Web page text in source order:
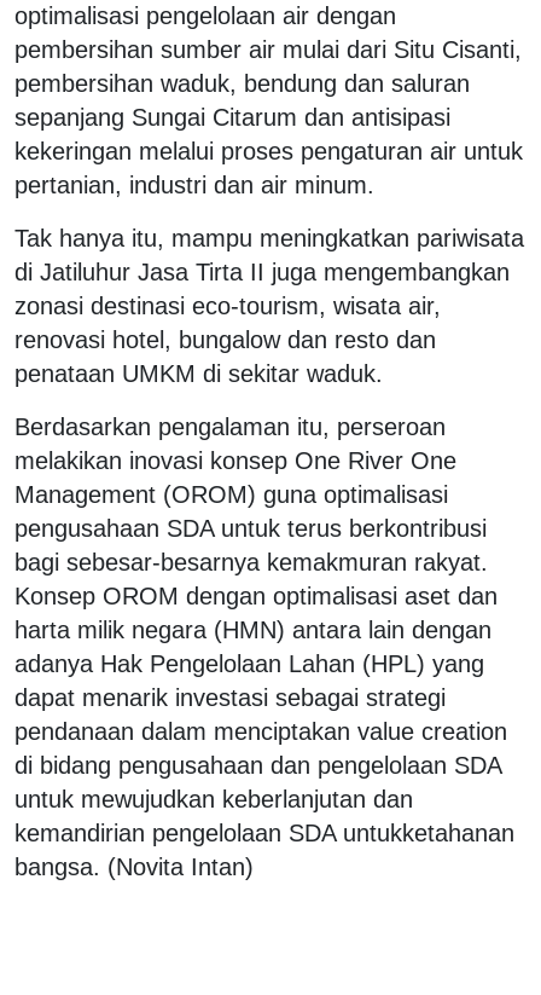
optimalisasi pengelolaan air dengan
pembersihan sumber air mulai dari Situ Cisanti,
pembersihan waduk, bendung dan saluran
sepanjang Sungai Citarum dan antisipasi
kekeringan melalui proses pengaturan air untuk
pertanian, industri dan air minum.
Tak hanya itu, mampu meningkatkan pariwisata
di Jatiluhur Jasa Tirta II juga mengembangkan
zonasi destinasi eco-tourism, wisata air,
renovasi hotel, bungalow dan resto dan
penataan UMKM di sekitar waduk.
Berdasarkan pengalaman itu, perseroan
melakikan inovasi konsep One River One
Management (OROM) guna optimalisasi
pengusahaan SDA untuk terus berkontribusi
bagi sebesar-besarnya kemakmuran rakyat.
Konsep OROM dengan optimalisasi aset dan
harta milik negara (HMN) antara lain dengan
adanya Hak Pengelolaan Lahan (HPL) yang
dapat menarik investasi sebagai strategi
pendanaan dalam menciptakan value creation
di bidang pengusahaan dan pengelolaan SDA
untuk mewujudkan keberlanjutan dan
kemandirian pengelolaan SDA untukketahanan
bangsa. (Novita Intan)